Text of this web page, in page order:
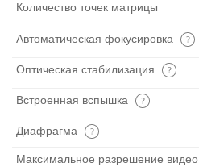
Количество точек матрицы
Автоматическая фокусировка
Оптическая стабилизация
Встроенная вспышка
Диафрагма
Максимальное разрешение видео